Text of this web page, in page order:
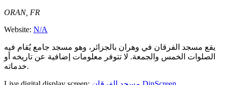
ORAN, FR
Website: N/A
يقع مسجد الفرقان في وهران بالجزائر، وهو مسجد جامع يُقام فيه
الصلوات الخمس والجمعة. لا تتوفر معلومات إضافية عن تاريخه أو
خدماته.